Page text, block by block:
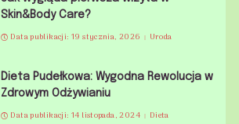
Skin&Body Care?
Data publikacji: 19 stycznia, 2026 Uroda
Dieta Pudełkowa: Wygodna Rewolucja w
Zdrowym Odżywianiu
Data publikacji: 14 listopada, 2024 Dieta